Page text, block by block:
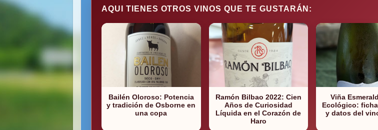
AQUI TIENES OTROS VINOS QUE TE GUSTARÁN:
Bailén Oloroso: Potencia
y tradición de Osborne en
una copa
Ramón Bilbao 2022: Cien
Años de Curiosidad
Líquida en el Corazón de
Haro
Viña
Ecológico:
y datos del